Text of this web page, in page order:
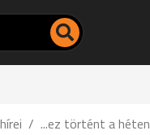
...ez történt a héten